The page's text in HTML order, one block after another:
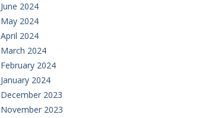
June 2024
May 2024
April 2024
March 2024
February 2024
January 2024
December 2023
November 2023